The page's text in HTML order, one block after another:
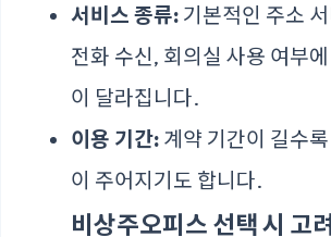
서비스 종류: 기본적인 주소
전화 수신, 회의실 사용 여부
이 달라집니다.
이용 기간: 계약 기간이 길수
이 주어지기도 합니다.
비상주오피스 선택 시 고